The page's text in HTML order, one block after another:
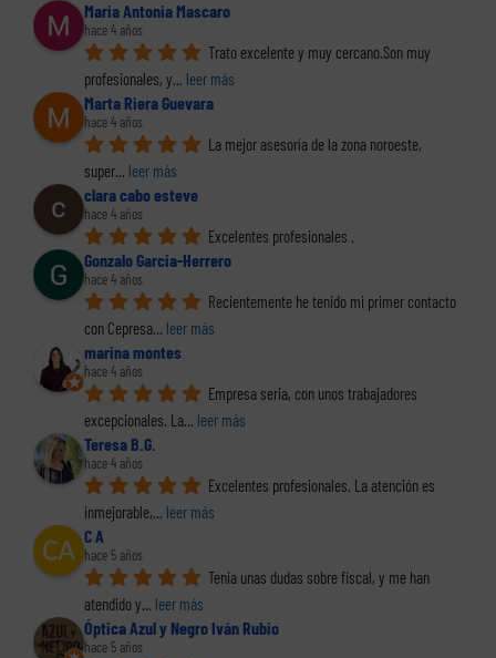
Maria Antonia Mascaro
hace 4 años
Trato excelente y muy cercano.Son muy
profesionales, y... leer más
Marta Riera Guevara
hace 4 años
La mejor asesoría de la zona noroeste,
super... leer más
clara cabo esteve
hace 4 años
Excelentes profesionales .
Gonzalo Garcia-Herrero
hace 4 años
Recientemente he tenido mi primer contacto
con Cepresa... leer más
marina montes
hace 4 años
Empresa seria, con unos trabajadores
excepcionales. La... leer más
Teresa B.G.
hace 4 años
Excelentes profesionales. La atención es
inmejorable,... leer más
C A
hace 5 años
Tenia unas dudas sobre fiscal, y me han
atendido y... leer más
Óptica Azul y Negro Iván Rubio
hace 5 años